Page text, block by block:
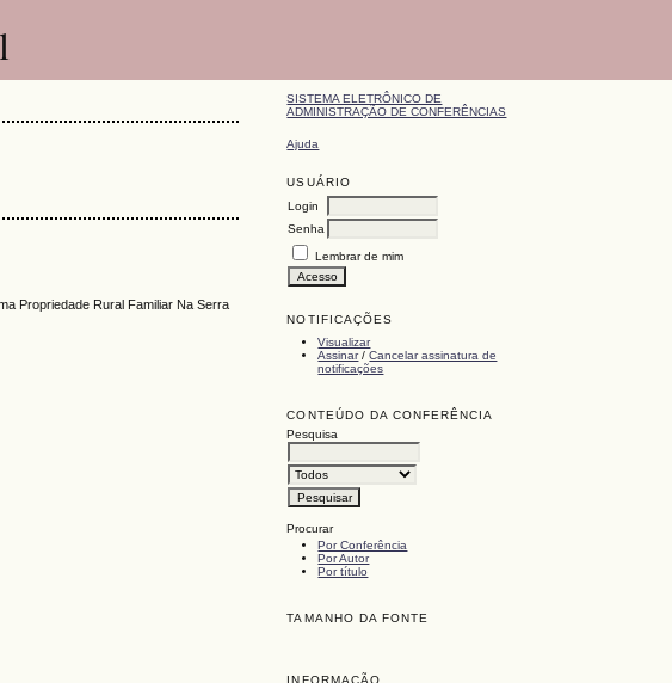
SISTEMA ELETRÔNICO DE
ADMINISTRAÇÃO DE CONFERÊNCIAS
Ajuda
USUÁRIO
Login
Senha
Lembrar de mim
NOTIFICAÇÕES
Visualizar
Assinar/Cancelar assinatura de
notificações
CONTEÚDO DA CONFERÊNCIA
Pesquisa
Procurar
Por Conferência
Por Autor
Por título
TAMANHO DA FONTE
Propriedade Rural Familiar Na Serra